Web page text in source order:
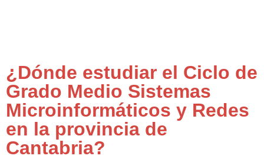
¿Dónde estudiar el Ciclo de
Grado Medio Sistemas
Microinformáticos y Redes
en la provincia de
Cantabria?